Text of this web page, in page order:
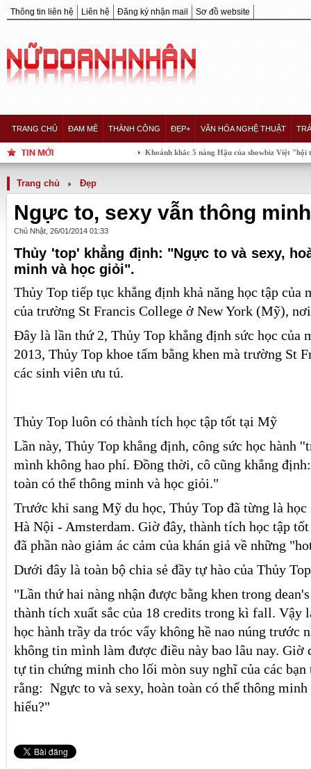
Thông tin liên hệ Liên hệ Đăng ký nhận mail Sơ đồ website
TRANG CHỦ ĐAM MÊ THÀNH CÔNG ĐẸP+ VĂN HÓA NGHỆ THUẬT
Khoảnh khắc 5 nàng Hậu của showbiz Việt "hội tụ"
Trang chủ Đẹp
Ngực to, sexy vẫn thông
Chủ Nhật, 26/01/2014 01:33
Thủy 'top' khẳng định: "Ngực to và sexy,
minh và học giỏi".
Thủy Top tiếp tục khẳng định khả năng học tập của
của trường St Francis College ở New York (Mỹ),
Đây là lần thứ 2, Thủy Top khẳng định sức học của
2013, Thủy Top khoe tấm bằng khen mà trường St
các sinh viên ưu tú.
Thủy Top luôn có thành tích học tập tốt tại Mỹ
Lần này, Thủy Top khẳng định, công sức học hành
mình không hao phí. Đồng thời, cô cũng khẳng
toàn có thể thông minh và học giỏi."
Trước khi sang Mỹ du học, Thủy Top đã từng là
Hà Nội - Amsterdam. Giờ đây, thành tích học tập
đã phần nào giảm ác cảm của khán giả về những
Dưới đây là toàn bộ chia sẻ đầy tự hào của Thủy
"Lần thứ hai nàng nhận được bằng khen trong
thành tích xuất sắc của 18 credits trong kì fall. Vậy
học hành trầy da tróc vẩy không hề nao núng trước
không tin mình làm được điều này bao lâu nay. Giờ
tự tin chứng minh cho lối mòn suy nghĩ của các bạn
rằng: Ngực to và sexy, hoàn toàn có thể thông
hiểu?"